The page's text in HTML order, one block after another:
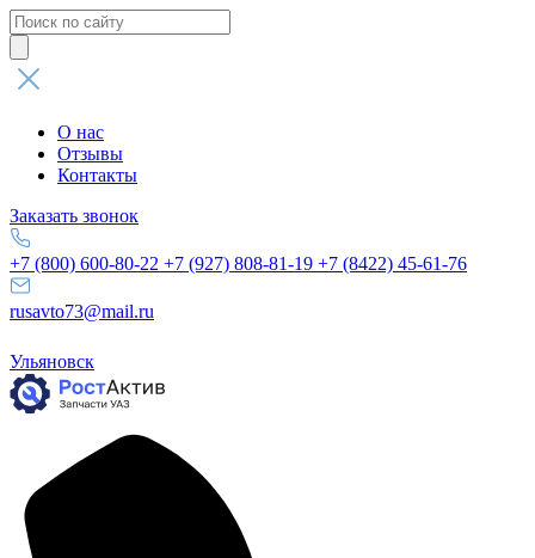
Поиск
товаров
О нас
Отзывы
Контакты
Заказать звонок
+7 (800) 600-80-22 +7 (927) 808-81-19 +7 (8422) 45-61-76
rusavto73@mail.ru
Ульяновск